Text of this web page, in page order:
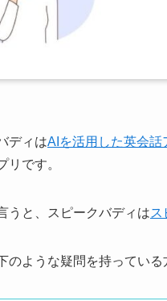
ディはAIを活用した英会話
リです。
うと、スピークバディはス
のような疑問を持っている